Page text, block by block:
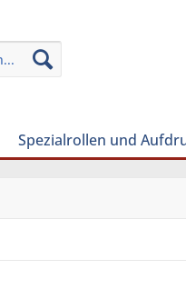
Spezialrollen und